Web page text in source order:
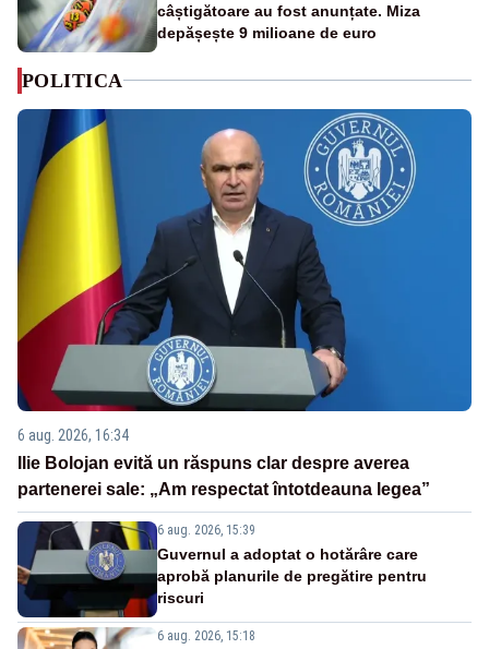
câștigătoare au fost anunțate. Miza
depășește 9 milioane de euro
POLITICA
6 aug. 2026, 16:34
Ilie Bolojan evită un răspuns clar despre averea
partenerei sale: „Am respectat întotdeauna legea”
6 aug. 2026, 15:39
Guvernul a adoptat o hotărâre care
aprobă planurile de pregătire pentru
riscuri
6 aug. 2026, 15:18